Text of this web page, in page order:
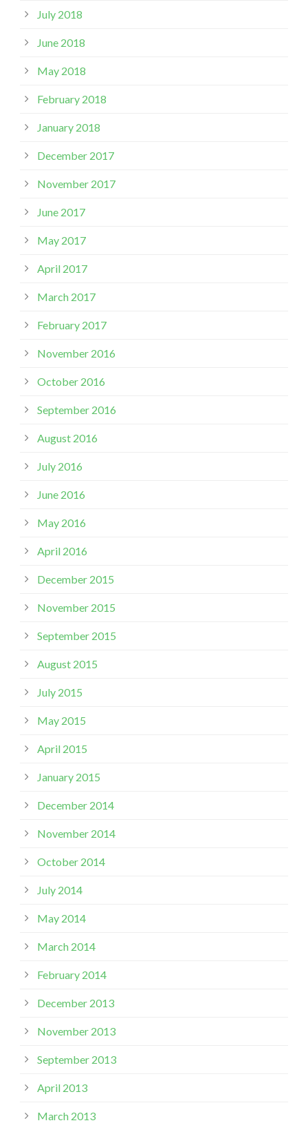
July 2018
June 2018
May 2018
February 2018
January 2018
December 2017
November 2017
June 2017
May 2017
April 2017
March 2017
February 2017
November 2016
October 2016
September 2016
August 2016
July 2016
June 2016
May 2016
April 2016
December 2015
November 2015
September 2015
August 2015
July 2015
May 2015
April 2015
January 2015
December 2014
November 2014
October 2014
July 2014
May 2014
March 2014
February 2014
December 2013
November 2013
September 2013
April 2013
March 2013